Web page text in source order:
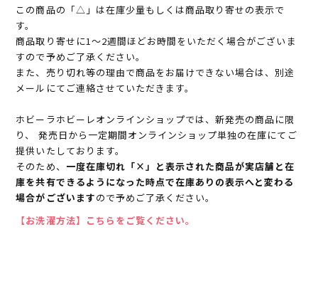
この商品の「△」は在庫少量もしくは商品取り寄せの表示で
す。
商品取り寄せに1～2週間ほどお時間をいただく場合がございま
すので予めご了承ください。
また、売り切れ等の理由で商品をお届けできない場合は、別途
メールにてご連絡させていただきます。
ホビーラホビーレオンラインショップでは、新発売の商品に限
り、 発売日から一定期間オンラインショップ単独の在庫にてご
提供いたしております。
そのため、 一度在庫切れ「×」と表示された商品が実店舗と在
庫を共有できるようになった時点で在庫ありの表示へと変わる
場合がございますので予めご了承ください。
【お洗濯方法】こちらをご覧ください。